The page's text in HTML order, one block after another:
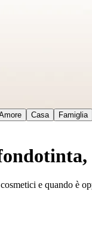
Casa Famiglia
e quando è